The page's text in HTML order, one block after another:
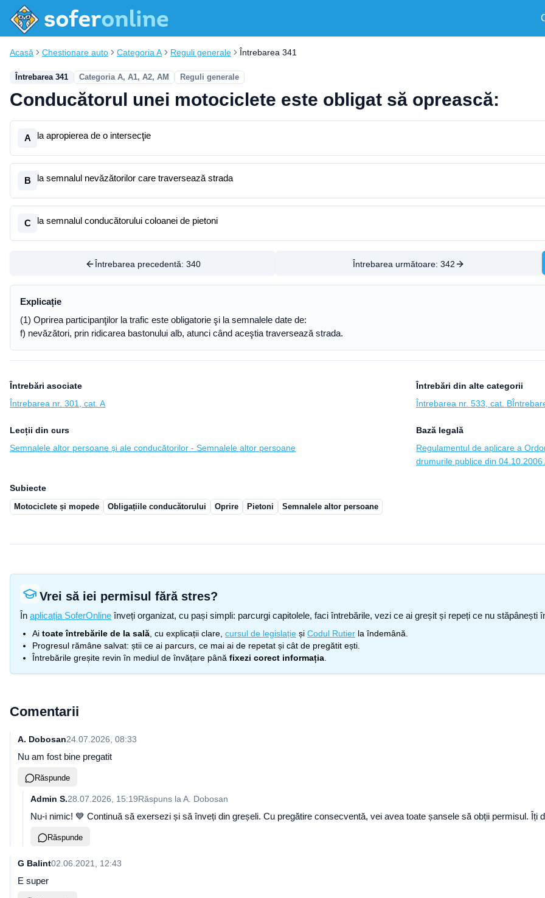
Acasă Chestionare auto Categoria A Reguli generale Întrebarea 341
Întrebarea 341 Categoria A, A1, A2, AM Reguli generale
Conducătorul unei motociclete este obligat să oprească:
A la apropierea de o intersecţie
B la semnalul nevăzătorilor care traversează strada
C la semnalul conducătorului coloanei de pietoni
Întrebarea precedentă: 340 Întrebarea următoare: 342
Explicație
(1) Oprirea participanţilor la trafic este obligatorie şi la semnalele date de:
f) nevăzători, prin ridicarea bastonului alb, atunci când aceştia traversează strada.
Întrebări asociate
Întrebarea nr. 301, cat. A
Întrebări din alte categorii
Întrebarea nr. 533, cat. B
Lecții din curs
Semnalele altor persoane și ale conducătorilor - Semnalele altor persoane
Bază legală
Regulamentul de aplicare a
drumurile publice din 04.10.2006
Subiecte
Motociclete și mopede Obligațiile conducătorului Oprire Pietoni Semnalele altor persoane
Vrei să iei permisul fără stres?
În aplicația SoferOnline înveți organizat, cu pași simpli: parcurgi capitolele, faci întrebările, vezi ce ai greșit și repeți ce nu
Ai toate întrebările de la sală , cu explicații clare, cursul de legislație și Codul Rutier la îndemână.
Progresul rămâne salvat: știi ce ai parcurs, ce mai ai de repetat și cât de pregătit ești.
Întrebările greșite revin în mediul de învățare până fixezi corect informația
Comentarii
A. Dobosan24.07.2026, 08:33
Nu am fost bine pregatit
Răspunde
Admin S.28.07.2026, 15:19Răspuns la A. Dobosan
Răspunde
G Balint02.06.2021, 12:43
E super